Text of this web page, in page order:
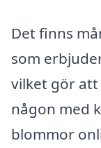
Det finns
som
vilket gör att
någon med
blommor